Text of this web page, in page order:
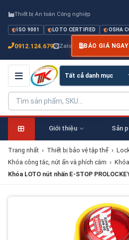
Thiết bị An toàn Công nghiệp
ISO 9001 LOTO CERTIFIED OSHA
0912.124.679 Zalo BÁO GIÁ NGAY
Giới thiệu Sản
Trang nhất › Thiết bị bảo vệ tập thể ›
Khóa công tắc, nút ấn và phích cắm ›
Khóa LOTO nút nhấn E-STOP